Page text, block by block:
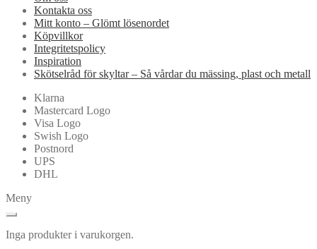
Kontakta oss
Mitt konto – Glömt lösenordet
Köpvillkor
Integritetspolicy
Inspiration
Skötselråd för skyltar – Så vårdar du mässing, plast och metall
Klarna
Mastercard Logo
Visa Logo
Swish Logo
Postnord
UPS
DHL
Meny
Inga produkter i varukorgen.